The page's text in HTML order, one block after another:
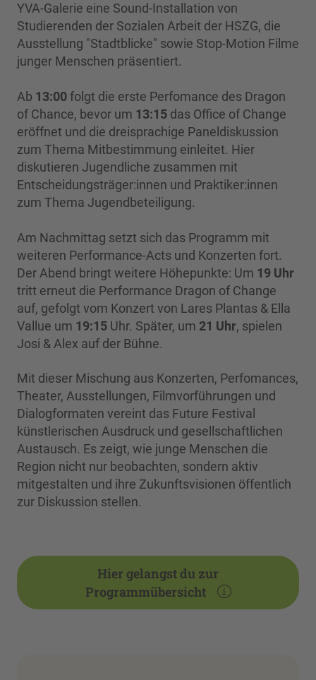
YVA-Galerie eine Sound-Installation von
Studierenden der Sozialen Arbeit der HSZG, die
Ausstellung "Stadtblicke" sowie Stop-Motion Filme
junger Menschen präsentiert.
Ab 13:00folgt die erste Perfomance des Dragon
of Chance, bevor um 13:15 das Office of Change
eröffnet und die dreisprachige Paneldiskussion
zum Thema Mitbestimmung einleitet. Hier
diskutieren Jugendliche zusammen mit
Entscheidungsträger:innen und Praktiker:innen
zum Thema Jugendbeteiligung.
Am Nachmittag setzt sich das Programm mit
weiteren Performance-Acts und Konzerten fort.
Der Abend bringt weitere Höhepunkte: Um 19 Uhr
tritt erneut die Performance Dragon of Change
auf, gefolgt vom Konzert von Lares Plantas & Ella
Vallue um 19:15 Uhr. Später, um 21 Uhr, spielen
Josi & Alex auf der Bühne.
Mit dieser Mischung aus Konzerten, Perfomances,
Theater, Ausstellungen, Filmvorführungen und
Dialogformaten vereint das Future Festival
künstlerischen Ausdruck und gesellschaftlichen
Austausch. Es zeigt, wie junge Menschen die
Region nicht nur beobachten, sondern aktiv
mitgestalten und ihre Zukunftsvisionen öffentlich
zur Diskussion stellen.
Hier gelangst du zur
Programmübersicht